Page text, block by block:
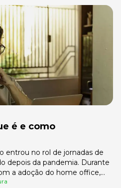
é e como
entrou no rol de jornadas de
depois da pandemia. Durante
a adoção do home office,
a gerenciar sua própria